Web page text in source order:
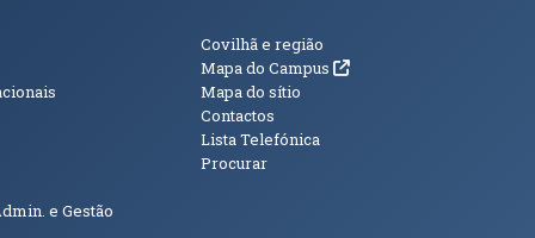
e Gestão
Informações
Covilhã e região
Mapa do Campus (abre em nova janela)
Mapa do sítio
Contactos
Lista Telefónica
Procurar